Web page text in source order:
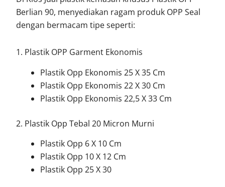
Berlian 90, menyediakan ragam produk OPP Seal
dengan bermacam tipe seperti:
1. Plastik OPP Garment Ekonomis
Plastik Opp Ekonomis 25 X 35 Cm
Plastik Opp Ekonomis 22 X 30 Cm
Plastik Opp Ekonomis 22,5 X 33 Cm
2. Plastik Opp Tebal 20 Micron Murni
Plastik Opp 6 X 10 Cm
Plastik Opp 10 X 12 Cm
Plastik Opp 25 X 30